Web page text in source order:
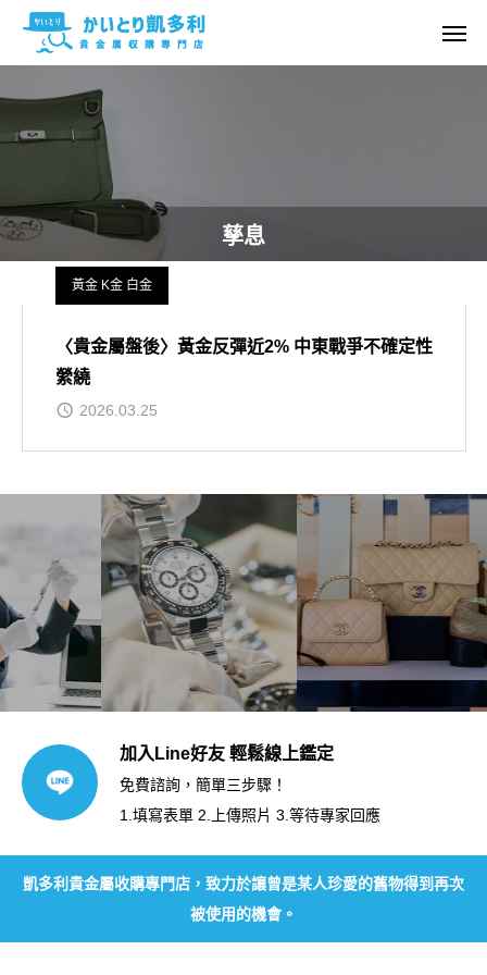
孳息
黃金 K金 白金
〈貴金屬盤後〉黃金反彈近2% 中東戰爭不確定性
縈繞
2026.03.25
加入Line好友 輕鬆線上鑑定
免費諮詢，簡單三步驟！
1.填寫表單 2.上傳照片 3.等待專家回應
凱多利貴金屬收購專門店，致力於讓曾是某人珍愛的舊物得到再次
被使用的機會。